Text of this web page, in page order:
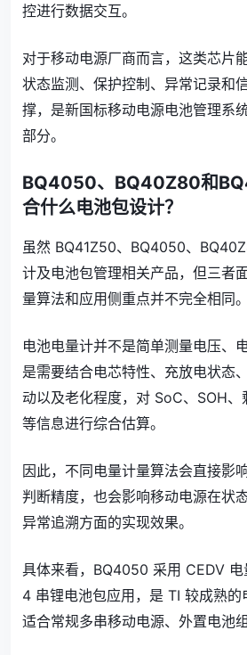
控进行数据交互。
对于移动电源厂商而言，这类芯片
状态监测、保护控制、异常记录和
撑，是新国标移动电源电池管理系
部分。
BQ4050、BQ40Z80和
合什么电池包设计？
虽然 BQ41Z50、BQ4050、
计及电池包管理相关产品，但三者
量算法和应用侧重点并不完全相同。
电池电量计并不是简单测量电压、
是需要结合电芯特性、充放电状态
动以及老化程度，对 SoC、SOH、
等信息进行综合估算。
因此，不同电量计量算法会直接影
判断精度，也会影响移动电源在状
异常追溯方面的实现效果。
具体来看，BQ4050 采用 CEDV
4 串锂电池包应用，是 TI 较成熟的
适合常规多串移动电源、外置电池